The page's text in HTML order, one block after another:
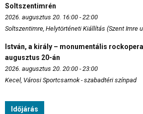
Soltszentimrén
2026. augusztus 20. 16:00 - 22:00
Soltszentimre, Helytörténeti Kiállítás (Szent Imre
István, a király – monumentális
augusztus 20-án
2026. augusztus 20. 20:00 - 23:00
Kecel, Városi Sportcsarnok - szabadtéri színpad
Időjárás